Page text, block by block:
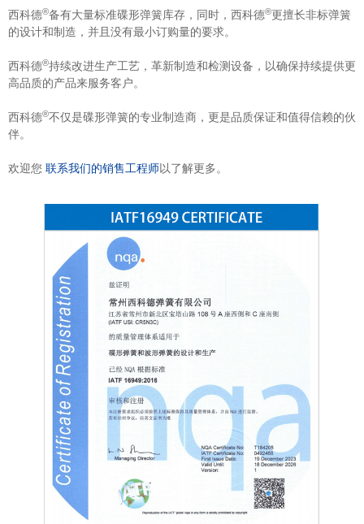
西科德®备有大量标准碟形弹簧库存，同时，西科德®更擅长非标弹簧
的设计和制造，并且没有最小订购量的要求。
西科德®持续改进生产工艺，革新制造和检测设备，以确保持续提供更
高品质的产品来服务客户。
西科德®不仅是碟形弹簧的专业制造商，更是品质保证和值得信赖的伙
伴。
欢迎您 联系我们的销售工程师以了解更多。